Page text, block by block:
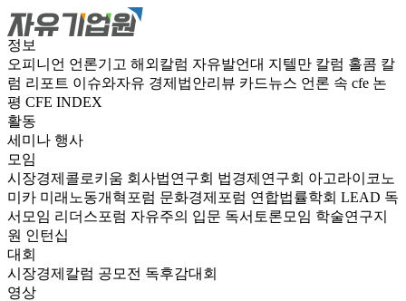
정보
오피니언 언론기고 해외칼럼 자유발언대 지텔만 칼럼 홀콤 칼
럼 리포트 이슈와자유 경제법안리뷰 카드뉴스 언론 속 cfe 논
평 CFE INDEX
활동
세미나 행사
모임
시장경제콜로키움 회사법연구회 법경제연구회 아고라이코노
미카 미래노동개혁포럼 문화경제포럼 연합법률학회 LEAD 독
서모임 리더스포럼 자유주의 입문 독서토론모임 학술연구지
원 인턴십
대회
시장경제칼럼 공모전 독후감대회
영상